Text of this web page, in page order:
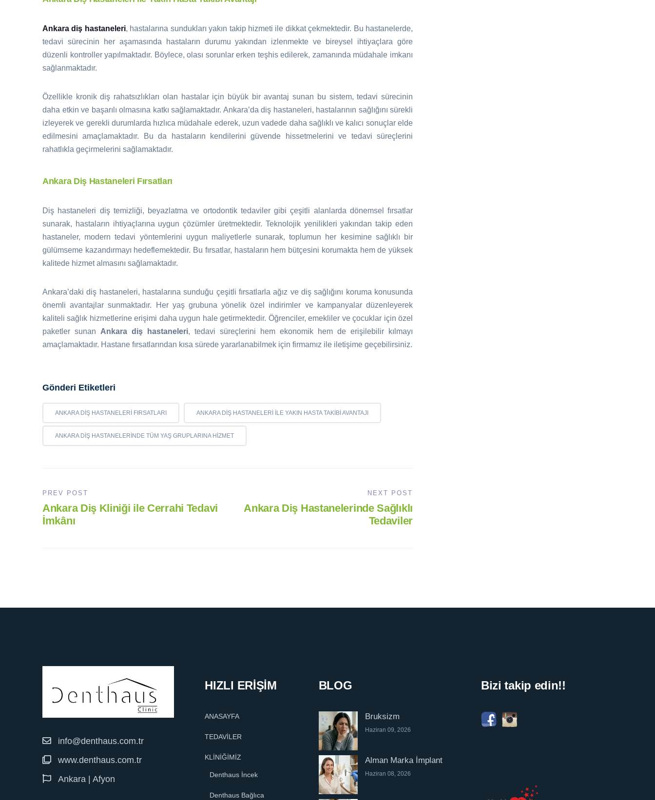
Ankara diş hastaneleri, hastalarına sundukları yakın takip hizmeti ile dikkat çekmektedir. Bu hastanelerde,
tedavi sürecinin her aşamasında hastaların durumu yakından izlenmekte ve bireysel ihtiyaçlara göre
düzenli kontroller yapılmaktadır. Böylece, olası sorunlar erken teşhis edilerek, zamanında müdahale imkanı
sağlanmaktadır.
Özellikle kronik diş rahatsızlıkları olan hastalar için büyük bir avantaj sunan bu sistem, tedavi sürecinin
daha etkin ve başarılı olmasına katkı sağlamaktadır. Ankara’da diş hastaneleri, hastalarının sağlığını sürekli
izleyerek ve gerekli durumlarda hızlıca müdahale ederek, uzun vadede daha sağlıklı ve kalıcı sonuçlar elde
edilmesini amaçlamaktadır. Bu da hastaların kendilerini güvende hissetmelerini ve tedavi süreçlerini
rahatlıkla geçirmelerini sağlamaktadır.
Ankara Diş Hastaneleri Fırsatları
Diş hastaneleri diş temizliği, beyazlatma ve ortodontik tedaviler gibi çeşitli alanlarda dönemsel fırsatlar
sunarak, hastaların ihtiyaçlarına uygun çözümler üretmektedir. Teknolojik yenilikleri yakından takip eden
hastaneler, modern tedavi yöntemlerini uygun maliyetlerle sunarak, toplumun her kesimine sağlıklı bir
gülümseme kazandırmayı hedeflemektedir. Bu fırsatlar, hastaların hem bütçesini korumakta hem de yüksek
kalitede hizmet almasını sağlamaktadır.
Ankara’daki diş hastaneleri, hastalarına sunduğu çeşitli fırsatlarla ağız ve diş sağlığını koruma konusunda
önemli avantajlar sunmaktadır. Her yaş grubuna yönelik özel indirimler ve kampanyalar düzenleyerek
kaliteli sağlık hizmetlerine erişimi daha uygun hale getirmektedir. Öğrenciler, emekliler ve çocuklar için özel
paketler sunan Ankara diş hastaneleri, tedavi süreçlerini hem ekonomik hem de erişilebilir kılmayı
amaçlamaktadır. Hastane fırsatlarından kısa sürede yararlanabilmek için firmamız ile iletişime geçebilirsiniz.
Gönderi Etiketleri
ANKARA DIŞ HASTANELERI FIRSATLARI ANKARA DIŞ HASTANELERI ILE YAKIN HASTA TAKIBI AVANTAJI
ANKARA DIŞ HASTANELERINDE TÜM YAŞ GRUPLARINA HIZMET
PREV POST
Ankara Diş Kliniği ile Cerrahi Tedavi
İmkânı
NEXT POST
Ankara Diş Hastanelerinde Sağlıklı
Tedaviler
info@denthaus.com.tr
www.denthaus.com.tr
Ankara | Afyon
HIZLI ERİŞİM
ANASAYFA
TEDAVİLER
KLİNİĞİMİZ
Denthaus İncek
Denthaus Bağlıca
BLOG
Bruksizm
Haziran 09, 2026
Alman Marka İmplant
Haziran 08, 2026
Bizi takip edin!!